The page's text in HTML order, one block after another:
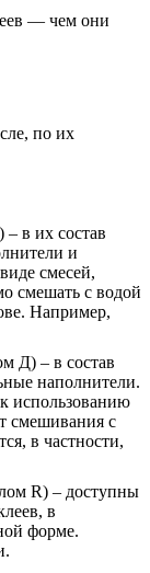
— чем они
по их
в их состав
и
смесей,
смешать с водой
Например,
Д) – в состав
наполнители.
использованию
смешивания с
в частности,
R) – доступны
в
форме.